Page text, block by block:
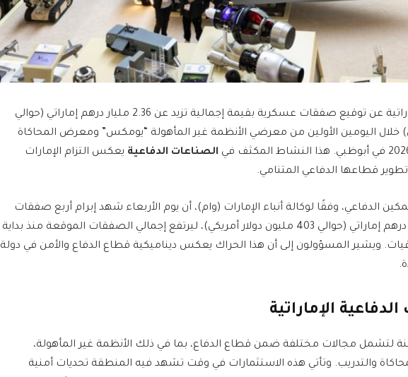
أعلنت وزارة الدفاع الإماراتية عن توقيع صفقات عسكرية بقيمة إجمالية تزيد عن 2.36 مليار درهم إماراتي (حوالي
خلال اليومين الأولين من معرضي الأنظمة غير المأهولة “يومكس” ومعرض المحاكاة
الصناعات الدفاعية يعكس التزام الإمارات
قطاعها الدفاعي المتنامي.
الدفاعي، وفقًا لوكالة أنباء الإمارات (وام)، أن يوم الأربعاء شهد إبرام أربع صفقات
جديدة بقيمة 1.48 مليار درهم إماراتي (حوالي 403 مليون دولار أمريكي)، ليرتفع إجمالي الصفقات الموقعة منذ بداية
ويشير المسؤولون إلى أن هذا الحراك يعكس ديناميكية قطاع الدفاع والأمن في دولة
الإماراتية
لتشمل مجالات مختلفة ضمن قطاع الدفاع، بما في ذلك الأنظمة غير المأهولة،
والتدريب. وتأتي هذه الاستثمارات في وقت تشهد فيه المنطقة تحديات أمنية